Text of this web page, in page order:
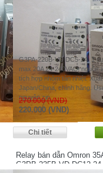
G3PA-220B-VD DC5-24. 1
max 20A 24-240VAC, nguồn
tích hợp nhôm tản nhiệt.
Japan/China, chính hãng.
nguyên zin.
270.000 (VND)
220.000 (VND)
Relay bán dẫn Omron
G3PB-235B-VD DC12-24